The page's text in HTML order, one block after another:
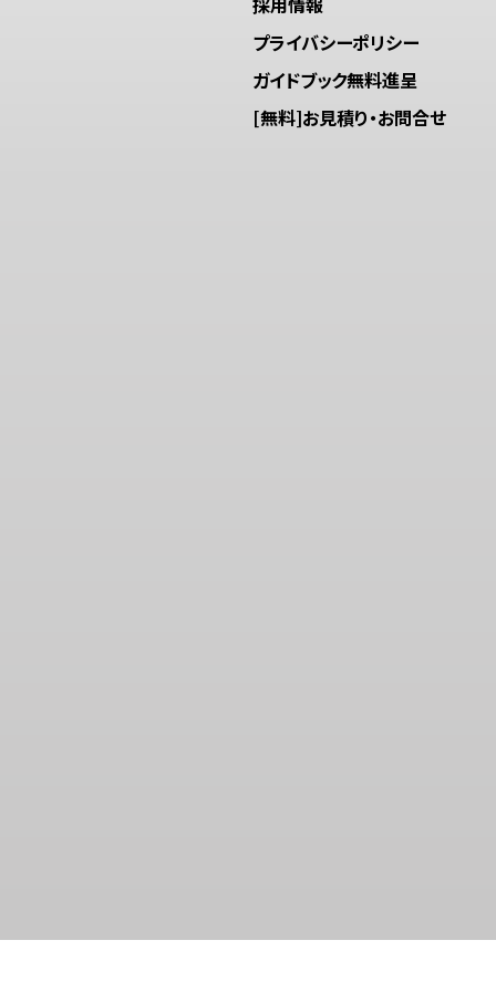
プライバシーポリシー
ガイドブック無料進呈
[無料]お見積り・お問合せ